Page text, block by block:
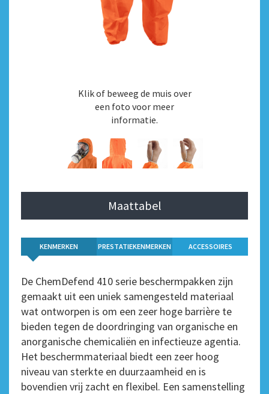
Klik of beweeg de muis over
een foto voor meer
informatie.
Maattabel
KENMERKEN PRESTATIEKENMERKEN ACCESSOIRES
De ChemDefend 410 serie beschermpakken zijn
gemaakt uit een uniek samengesteld materiaal
wat ontworpen is om een zeer hoge barrière te
bieden tegen de doordringing van organische en
anorganische chemicaliën en infectieuze agentia.
Het beschermmateriaal biedt een zeer hoog
niveau van sterkte en duurzaamheid en is
bovendien vrij zacht en flexibel. Een samenstelling